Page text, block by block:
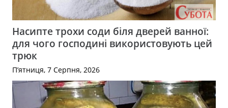
Насипте трохи соди біля дверей ванної:
для чого господині використовують цей
трюк
П’ятниця, 7 Серпня, 2026